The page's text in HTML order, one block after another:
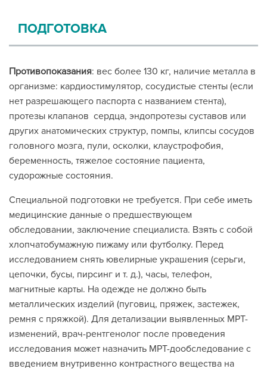
ПОДГОТОВКА
Противопоказания: вес более 130 кг, наличие металла в
организме: кардиостимулятор, сосудистые стенты (если
нет разрешающего паспорта с названием стента),
протезы клапанов сердца, эндопротезы суставов или
других анатомических структур, помпы, клипсы сосудов
головного мозга, пули, осколки, клаустрофобия,
беременность, тяжелое состояние пациента,
судорожные состояния.
Специальной подготовки не требуется. При себе иметь
медицинские данные о предшествующем
обследовании, заключение специалиста. Взять с собой
хлопчатобумажную пижаму или футболку. Перед
исследованием снять ювелирные украшения (серьги,
цепочки, бусы, пирсинг и т. д.), часы, телефон,
магнитные карты. На одежде не должно быть
металлических изделий (пуговиц, пряжек, застежек,
ремня с пряжкой). Для детализации выявленных МРТ-
изменений, врач-рентгенолог после проведения
исследования может назначить МРТ-дообследование с
введением внутривенно контрастного вещества на